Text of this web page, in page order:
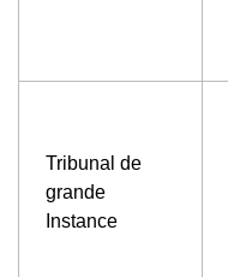
Tribunal de
grande
Instance